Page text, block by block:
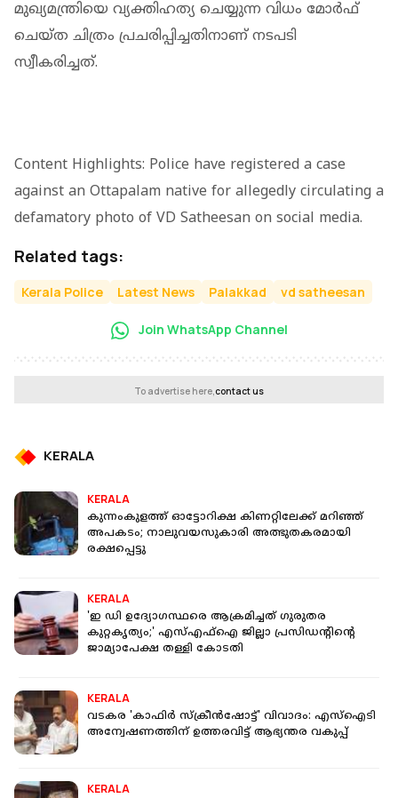
മുഖ്യമന്ത്രിയെ വ്യക്തിഹത്യ ചെയ്യുന്ന വിധം മോർഫ്
ചെയ്ത ചിത്രം പ്രചരിപ്പിച്ചതിനാണ് നടപടി
സ്വീകരിച്ചത്.
Content Highlights: Police have registered a case
against an Ottapalam native for allegedly circulating a
defamatory photo of VD Satheesan on social media.
Related tags:
Kerala Police Latest News Palakkad vd satheesan
Join WhatsApp Channel
To advertise here,contact us
KERALA
KERALA
കുന്നംകുളത്ത് ഓട്ടോറിക്ഷ കിണറ്റിലേക്ക് മറിഞ്ഞ്
അപകടം; നാലുവയസുകാരി അത്ഭുതകരമായി
രക്ഷപ്പെട്ടു
KERALA
'ഇ ഡി ഉദ്യോഗസ്ഥരെ ആക്രമിച്ചത് ​ഗുരുതര
കുറ്റകൃത്യം;' എസ്എഫ്ഐ ജില്ലാ പ്രസിഡന്റിൻ്റെ
ജാമ്യാപേക്ഷ തള്ളി കോടതി
KERALA
വടകര 'കാഫിർ സ്ക്രീൻഷോട്ട്' വിവാദം: എസ്ഐടി
അന്വേഷണത്തിന് ഉത്തരവിട്ട് ആഭ്യന്തര വകുപ്പ്
KERALA